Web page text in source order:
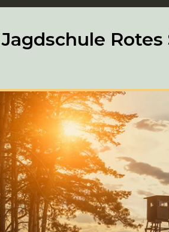
Jagdschule Rotes